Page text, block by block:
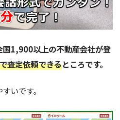
国1,900以上の不動産会社が登
査定依頼できるところです。
いです。